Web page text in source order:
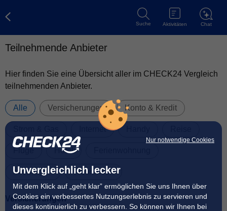
Nur notwendige Cookies
Unvergleichlich lecker
Mit dem Klick auf „geht klar” ermöglichen Sie uns Ihnen über
Cookies ein verbessertes Nutzungserlebnis zu servieren und
dieses kontinuierlich zu verbessern. So können wir Ihnen bei
Chat
Aktivitäten
Suche
Reise Steuererklärung Kfz-Versicherung
Teilnehmende Anbieter
Hier finden Sie eine Übersicht aller im CHECK24 Vergleich
teilnehmenden Anbieter.
Alle Versicherungen Konto & Kredit
Internet
Flüge Hotel
Mietwagen Wohnmobil
Versicherungen